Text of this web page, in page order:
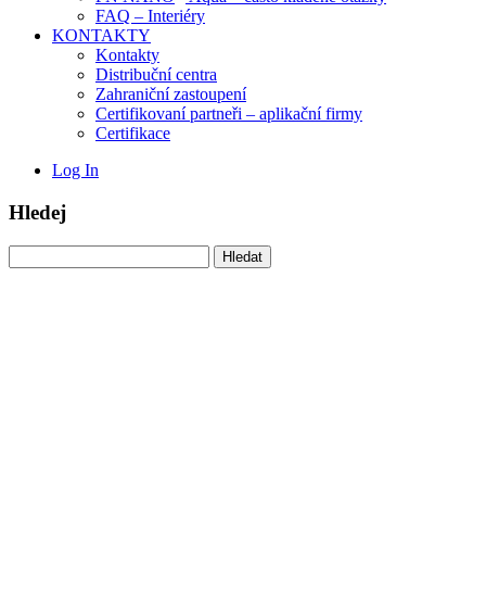
FAQ – Interiéry
KONTAKTY
Kontakty
Distribuční centra
Zahraniční zastoupení
Certifikovaní partneři – aplikační firmy
Certifikace
Log In
Hledej